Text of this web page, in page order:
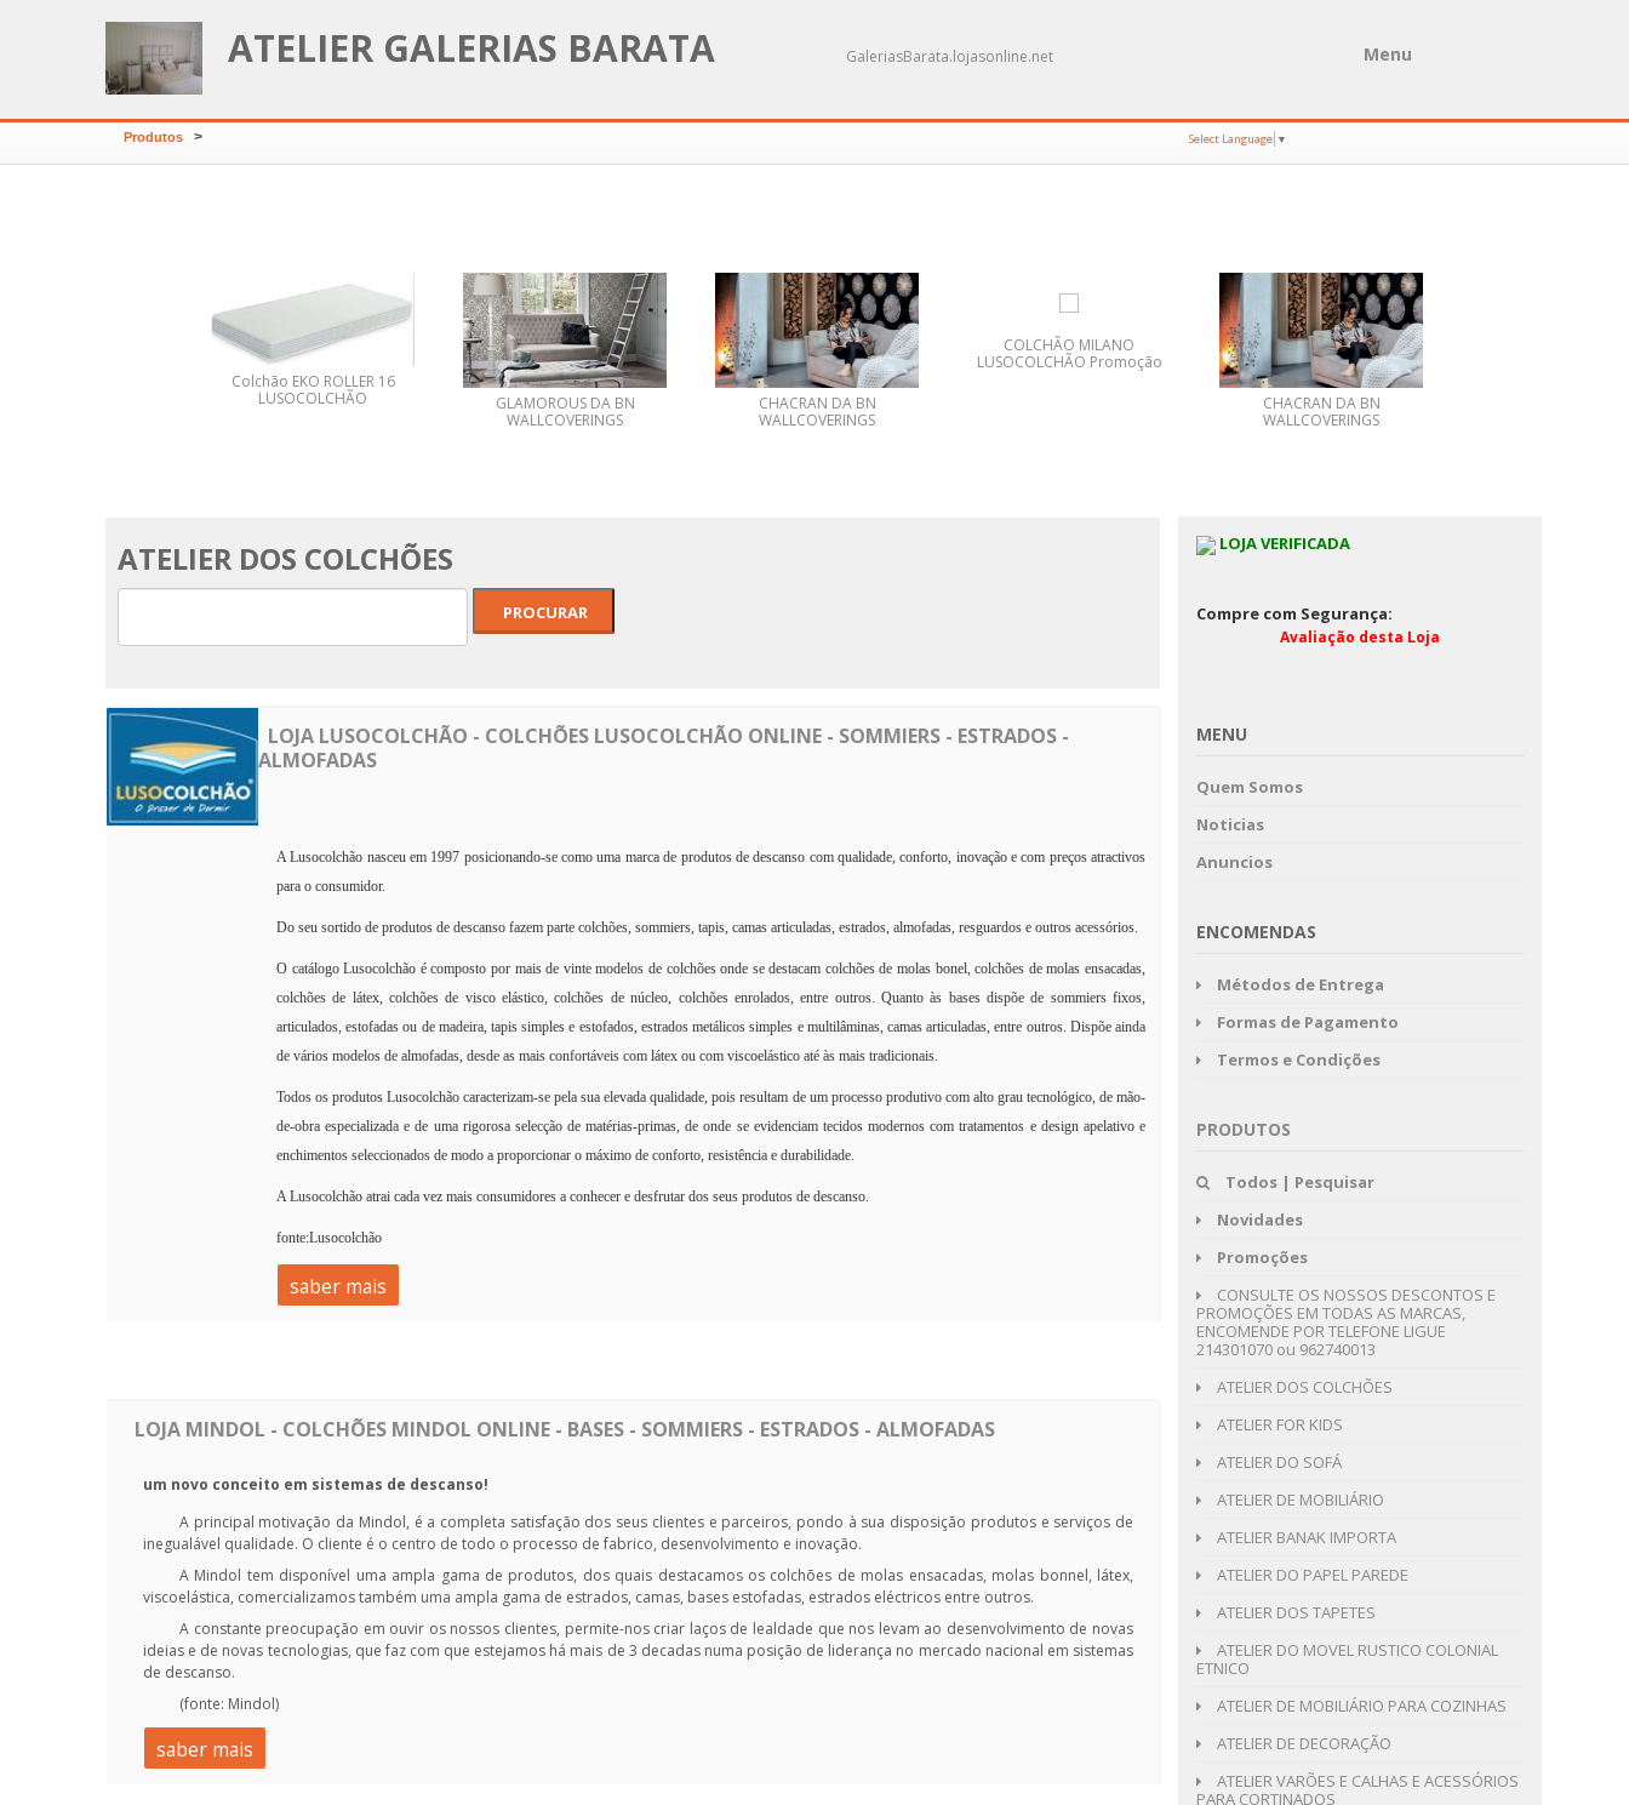
ATELIER GALERIAS BARATA GaleriasBarata.lojasonline.net Menu
Produtos > Select Language ▼
Colchão EKO ROLLER 16
LUSOCOLCHÃO
GLAMOROUS DA BN
WALLCOVERINGS
CHACRAN DA BN
WALLCOVERINGS
COLCHÃO MILANO
LUSOCOLCHÃO Promoção
CHACRAN DA BN
WALLCOVERINGS
ATELIER DOS COLCHÕES
LOJA LUSOCOLCHÃO - COLCHÕES LUSOCOLCHÃO ONLINE - SOMMIERS - ESTRADOS -
ALMOFADAS
A Lusocolchão nasceu em 1997 posicionando-se como uma marca de produtos de descanso com qualidade, conforto, inovação e com preços atractivos
para o consumidor.
Do seu sortido de produtos de descanso fazem parte colchões, sommiers, tapis, camas articuladas, estrados, almofadas, resguardos e outros acessórios.
O catálogo Lusocolchão é composto por mais de vinte modelos de colchões onde se destacam colchões de molas bonel, colchões de molas ensacadas,
colchões de látex, colchões de visco elástico, colchões de núcleo, colchões enrolados, entre outros. Quanto às bases dispõe de sommiers fixos,
articulados, estofadas ou de madeira, tapis simples e estofados, estrados metálicos simples e multilâminas, camas articuladas, entre outros. Dispõe ainda
de vários modelos de almofadas, desde as mais confortáveis com látex ou com viscoelástico até às mais tradicionais.
Todos os produtos Lusocolchão caracterizam-se pela sua elevada qualidade, pois resultam de um processo produtivo com alto grau tecnológico, de mão-
de-obra especializada e de uma rigorosa selecção de matérias-primas, de onde se evidenciam tecidos modernos com tratamentos e design apelativo e
enchimentos seleccionados de modo a proporcionar o máximo de conforto, resistência e durabilidade.
A Lusocolchão atrai cada vez mais consumidores a conhecer e desfrutar dos seus produtos de descanso.
fonte:Lusocolchão
saber mais
LOJA MINDOL - COLCHÕES MINDOL ONLINE - BASES - SOMMIERS - ESTRADOS - ALMOFADAS
um novo conceito em sistemas de descanso!
A principal motivação da Mindol, é a completa satisfação dos seus clientes e parceiros, pondo à sua disposição produtos e serviços de
inegualável qualidade. O cliente é o centro de todo o processo de fabrico, desenvolvimento e inovação.
A Mindol tem disponível uma ampla gama de produtos, dos quais destacamos os colchões de molas ensacadas, molas bonnel, látex,
viscoelástica, comercializamos também uma ampla gama de estrados, camas, bases estofadas, estrados eléctricos entre outros.
A constante preocupação em ouvir os nossos clientes, permite-nos criar laços de lealdade que nos levam ao desenvolvimento de novas
ideias e de novas tecnologias, que faz com que estejamos há mais de 3 decadas numa posição de liderança no mercado nacional em sistemas
de descanso.
(fonte: Mindol)
saber mais
LOJA VERIFICADA
Compre com Segurança:
Avaliação desta Loja
MENU
Quem Somos
Noticias
Anuncios
ENCOMENDAS
Métodos de Entrega
Formas de Pagamento
Termos e Condições
PRODUTOS
Todos | Pesquisar
Novidades
Promoções
CONSULTE OS NOSSOS DESCONTOS E
PROMOÇÕES EM TODAS AS MARCAS,
ENCOMENDE POR TELEFONE LIGUE
214301070 ou 962740013
ATELIER DOS COLCHÕES
ATELIER FOR KIDS
ATELIER DO SOFÁ
ATELIER DE MOBILIÁRIO
ATELIER BANAK IMPORTA
ATELIER DO PAPEL PAREDE
ATELIER DOS TAPETES
ATELIER DO MOVEL RUSTICO COLONIAL
ETNICO
ATELIER DE MOBILIÁRIO PARA COZINHAS
ATELIER DE DECORAÇÃO
ATELIER VARÕES E CALHAS E ACESSÓRIOS
PARA CORTINADOS